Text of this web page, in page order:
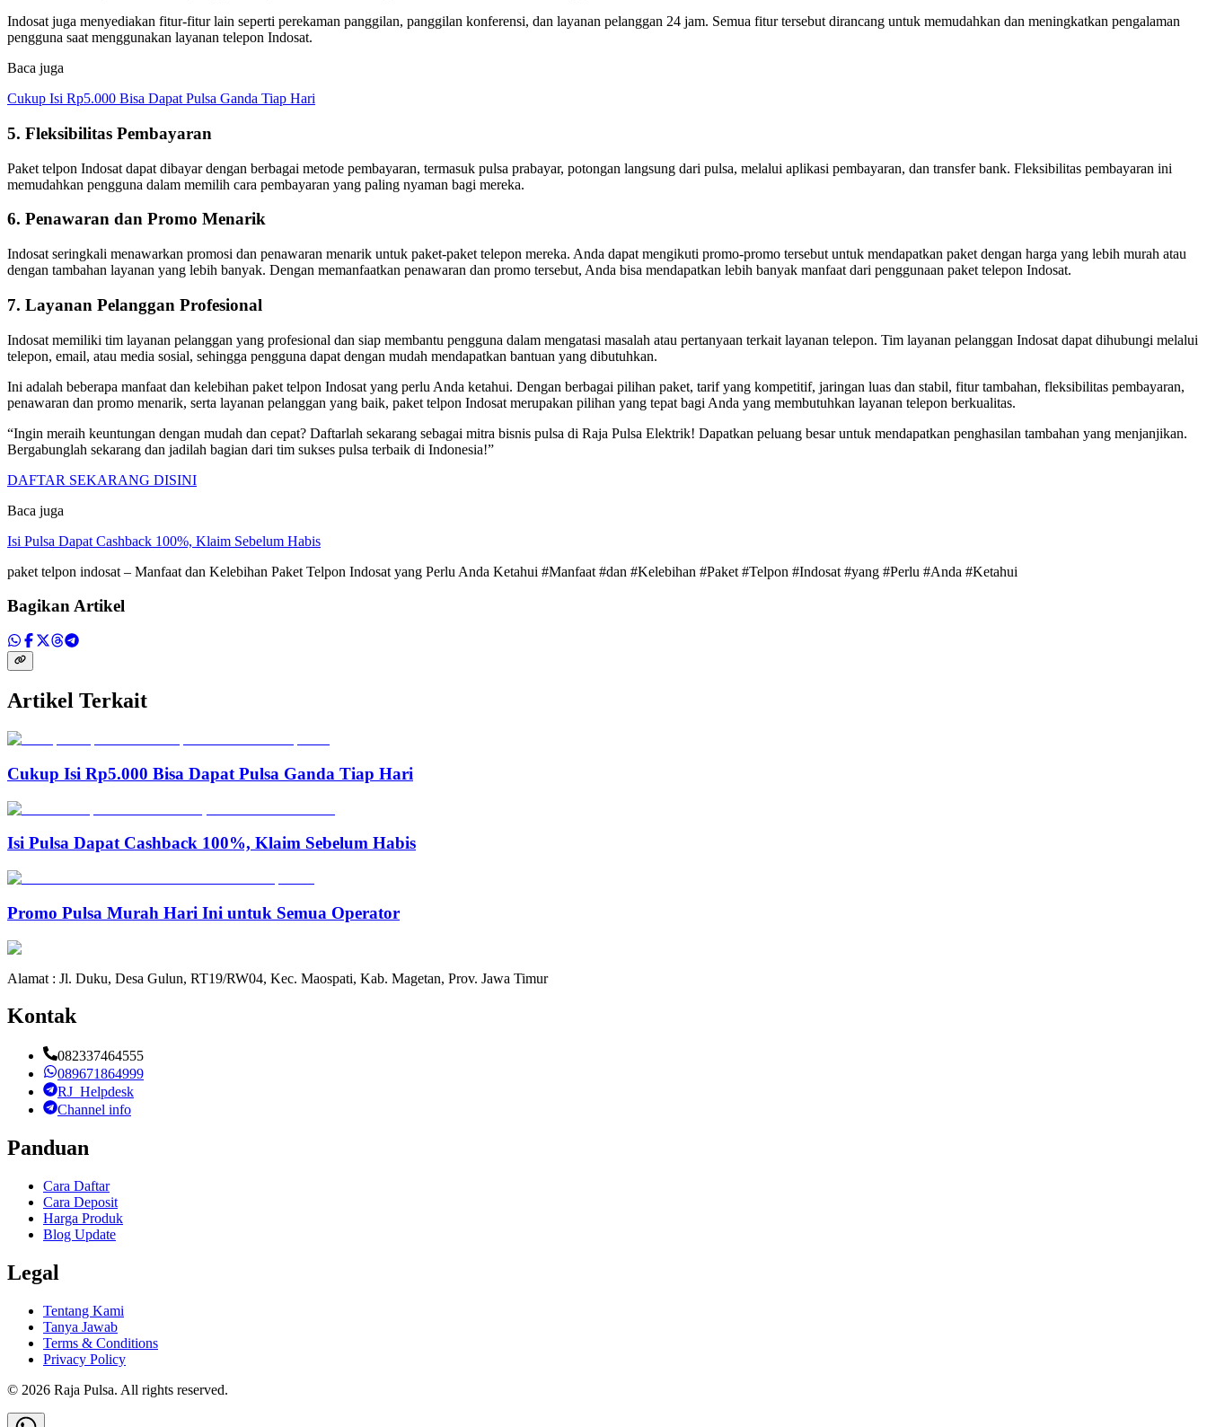
Indosat juga menyediakan fitur-fitur lain seperti perekaman panggilan, panggilan konferensi, dan layanan pelanggan 24 jam. Semua fitur tersebut dirancang untuk memudahkan dan meningkatkan pengalaman
pengguna saat menggunakan layanan telepon Indosat.
Baca juga
Cukup Isi Rp5.000 Bisa Dapat Pulsa Ganda Tiap Hari
5. Fleksibilitas Pembayaran
Paket telpon Indosat dapat dibayar dengan berbagai metode pembayaran, termasuk pulsa prabayar, potongan langsung dari pulsa, melalui aplikasi pembayaran, dan transfer bank. Fleksibilitas pembayaran ini
memudahkan pengguna dalam memilih cara pembayaran yang paling nyaman bagi mereka.
6. Penawaran dan Promo Menarik
Indosat seringkali menawarkan promosi dan penawaran menarik untuk paket-paket telepon mereka. Anda dapat mengikuti promo-promo tersebut untuk mendapatkan paket dengan harga yang lebih murah atau
dengan tambahan layanan yang lebih banyak. Dengan memanfaatkan penawaran dan promo tersebut, Anda bisa mendapatkan lebih banyak manfaat dari penggunaan paket telepon Indosat.
7. Layanan Pelanggan Profesional
Indosat memiliki tim layanan pelanggan yang profesional dan siap membantu pengguna dalam mengatasi masalah atau pertanyaan terkait layanan telepon. Tim layanan pelanggan Indosat dapat dihubungi melalui
telepon, email, atau media sosial, sehingga pengguna dapat dengan mudah mendapatkan bantuan yang dibutuhkan.
Ini adalah beberapa manfaat dan kelebihan paket telpon Indosat yang perlu Anda ketahui. Dengan berbagai pilihan paket, tarif yang kompetitif, jaringan luas dan stabil, fitur tambahan, fleksibilitas pembayaran,
penawaran dan promo menarik, serta layanan pelanggan yang baik, paket telpon Indosat merupakan pilihan yang tepat bagi Anda yang membutuhkan layanan telepon berkualitas.
“Ingin meraih keuntungan dengan mudah dan cepat? Daftarlah sekarang sebagai mitra bisnis pulsa di Raja Pulsa Elektrik! Dapatkan peluang besar untuk mendapatkan penghasilan tambahan yang menjanjikan.
Bergabunglah sekarang dan jadilah bagian dari tim sukses pulsa terbaik di Indonesia!”
DAFTAR SEKARANG DISINI
Baca juga
Isi Pulsa Dapat Cashback 100%, Klaim Sebelum Habis
paket telpon indosat – Manfaat dan Kelebihan Paket Telpon Indosat yang Perlu Anda Ketahui #Manfaat #dan #Kelebihan #Paket #Telpon #Indosat #yang #Perlu #Anda #Ketahui
Bagikan Artikel
Artikel Terkait
Cukup Isi Rp5.000 Bisa Dapat Pulsa Ganda Tiap Hari
Isi Pulsa Dapat Cashback 100%, Klaim Sebelum Habis
Promo Pulsa Murah Hari Ini untuk Semua Operator
Alamat : Jl. Duku, Desa Gulun, RT19/RW04, Kec. Maospati, Kab. Magetan, Prov. Jawa Timur
Kontak
082337464555
089671864999
RJ_Helpdesk
Channel info
Panduan
Cara Daftar
Cara Deposit
Harga Produk
Blog Update
Legal
Tentang Kami
Tanya Jawab
Terms & Conditions
Privacy Policy
© 2026 Raja Pulsa. All rights reserved.